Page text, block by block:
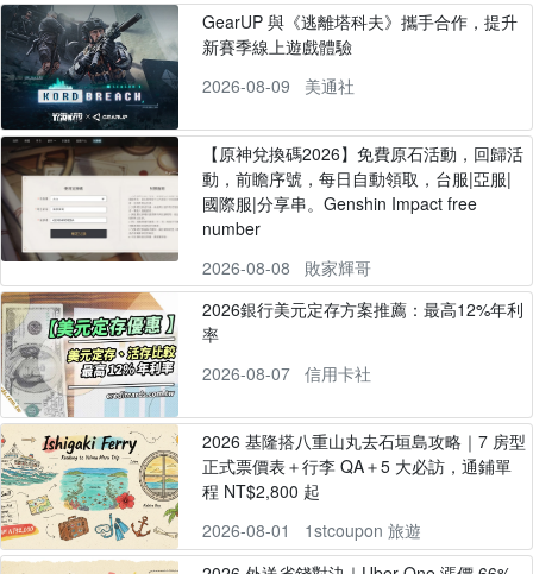
GearUP 與《逃離塔科夫》攜手合作，提升
新賽季線上遊戲體驗
2026-08-09
美通社
【原神兌換碼2026】免費原石活動，回歸活
動，前瞻序號，每日自動領取，台服|亞服|
國際服|分享串。Genshin Impact free
number
2026-08-08
敗家輝哥
2026銀行美元定存方案推薦：最高12%年利
率
2026-08-07
信用卡社
2026 基隆搭八重山丸去石垣島攻略｜7 房型
正式票價表＋行李 QA＋5 大必訪，通鋪單
程 NT$2,800 起
2026-08-01
1stcoupon 旅遊